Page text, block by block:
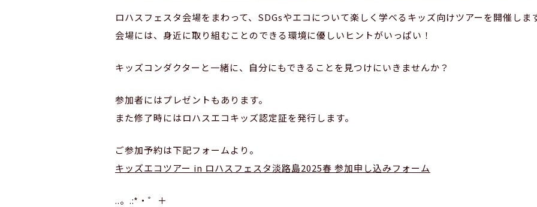
ロハスフェスタ会場をまわって、SDGsやエコについて楽しく学べるキッズ向けツアーを開催しま
会場には、身近に取り組むことのできる環境に優しいヒントがいっぱい！
キッズコンダクターと一緒に、自分にもできることを見つけにいきませんか？
参加者にはプレゼントもあります。
また修了時にはロハスエコキッズ認定証を発行します。
ご参加予約は下記フォームより。
キッズエコツアー in ロハスフェスタ淡路島2025春 参加申し込みフォーム
..。.:*・゜＋